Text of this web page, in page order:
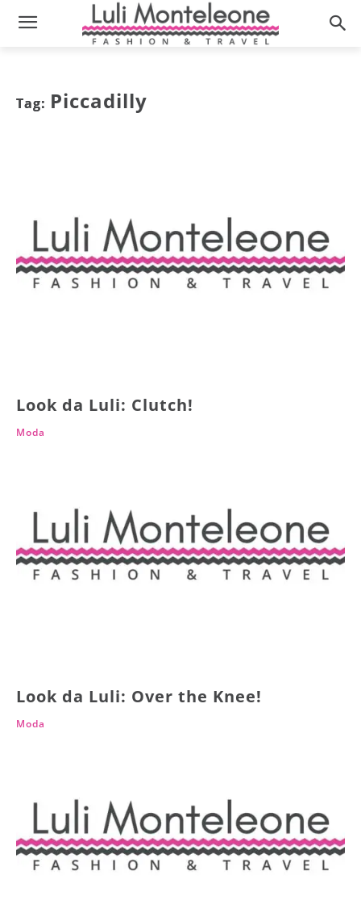
Tag: Piccadilly
Look da Luli: Clutch!
Moda
Look da Luli: Over the Knee!
Moda